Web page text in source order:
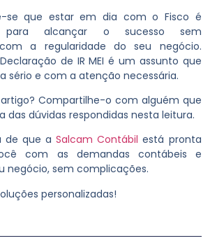
se que estar em dia com o Fisco é
para alcançar o sucesso sem
a regularidade do seu negócio.
de IR MEI é um assunto que
sério e com a atenção necessária.
Compartilhe-o com alguém que
das dúvidas respondidas nesta leitura.
de que aSalcam Contábil está pronta
com as demandas contábeis e
negócio, sem complicações.
personalizadas!